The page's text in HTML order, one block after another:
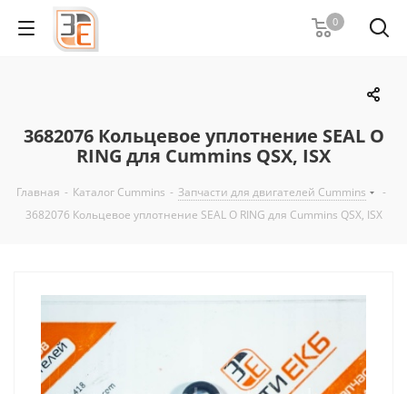
0
3682076 Кольцевое уплотнение SEAL O
RING для Cummins QSX, ISX
Главная - Каталог Cummins - Запчасти для двигателей Cummins
-
3682076 Кольцевое уплотнение SEAL O RING для Cummins QSX, ISX